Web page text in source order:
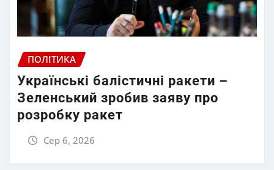
ПОЛІТИКА
Українські балістичні ракети –
Зеленський зробив заяву про
розробку ракет
Сер 6, 2026